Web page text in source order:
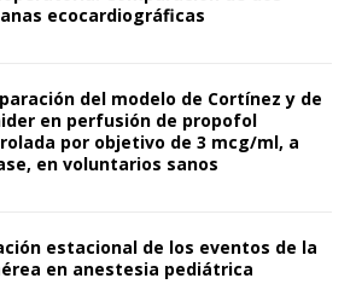
ecocardiográficas
del modelo de Cortínez y de
en perfusión de propofol
por objetivo de 3 mcg/ml, a
en voluntarios sanos
estacional de los eventos de la
en anestesia pediátrica